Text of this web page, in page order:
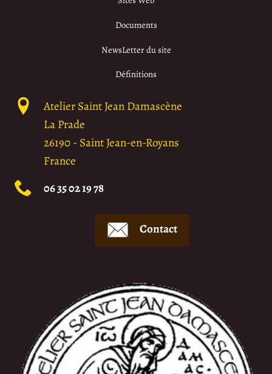
Documents
NewsLetter du site
Définitions
Atelier Saint Jean Damascène
La Prade
26190- Saint Jean-en-Royans
France
06 35 02 19 78
Contact